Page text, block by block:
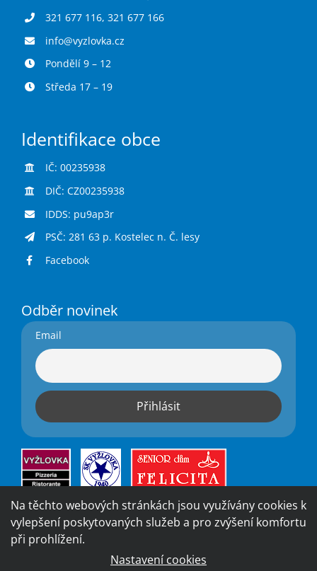
321 677 116, 321 677 166
info@vyzlovka.cz
Pondělí 9 – 12
Středa 17 – 19
Identifikace obce
IČ: 00235938
DIČ: CZ00235938
IDDS: pu9ap3r
PSČ: 281 63 p. Kostelec n. Č. lesy
Facebook
Odběr novinek
Email
Na těchto webových stránkách jsou využívány cookies k
vylepšení poskytovaných služeb a pro zvýšení komfortu
při prohlížení.
Nastavení cookies